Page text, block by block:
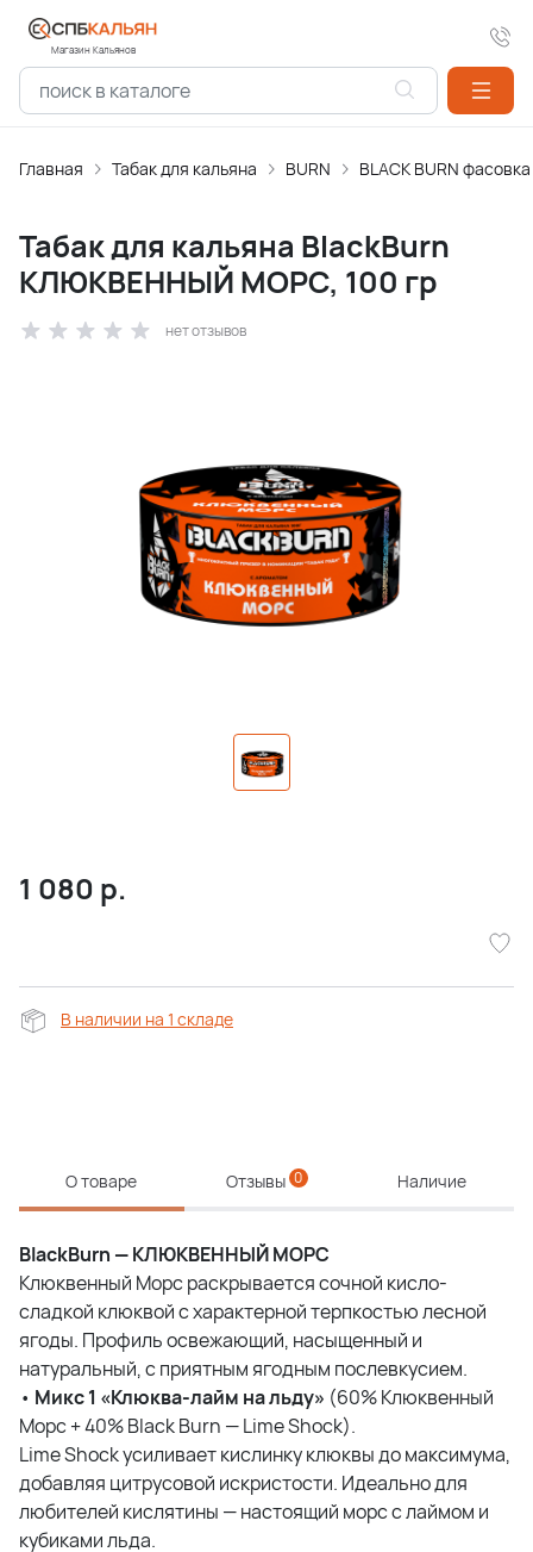
Магазин Кальянов
Главная Табак для кальяна BURN BLACK BURN
Табак для кальяна BlackBurn
КЛЮКВЕННЫЙ МОРС, 100 гр
нет отзывов
1 080 р.
В наличии на 1 складе
О товаре Отзывы 0 Наличие
BlackBurn — КЛЮКВЕННЫЙ МОРС
Клюквенный Морс раскрывается сочной кисло-
сладкой клюквой с характерной терпкостью лесной
ягоды. Профиль освежающий, насыщенный и
натуральный, с приятным ягодным послевкусием.
• Микс 1 «Клюква-лайм на льду» (60% Клюквенный
Морс + 40% Black Burn — Lime Shock).
Lime Shock усиливает кислинку клюквы до максимума,
добавляя цитрусовой искристости. Идеально для
любителей кислятины — настоящий морс с лаймом и
кубиками льда.